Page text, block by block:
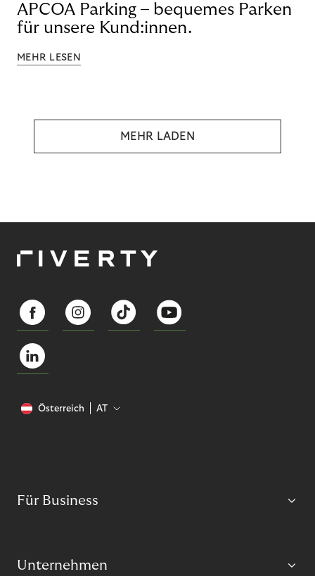
APCOA Parking – bequemes Parken
für unsere Kund:innen.
MEHR LESEN
MEHR LADEN
Österreich AT
Für Business
Unternehmen